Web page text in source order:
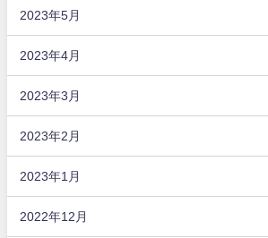
2023年5月
2023年4月
2023年3月
2023年2月
2023年1月
2022年12月